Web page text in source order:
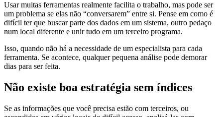
Usar muitas ferramentas realmente facilita o trabalho, mas pode ser
um problema se elas não “conversarem” entre si. Pense em como é
difícil ter que buscar parte dos dados em um sistema, outro pedaço
num local diferente e unir tudo em um terceiro programa.
Isso, quando não há a necessidade de um especialista para cada
ferramenta. Se acontece, qualquer pequena análise pode demorar
dias para ser feita.
Não existe boa estratégia sem índices
Se as informações que você precisa estão com terceiros, ou